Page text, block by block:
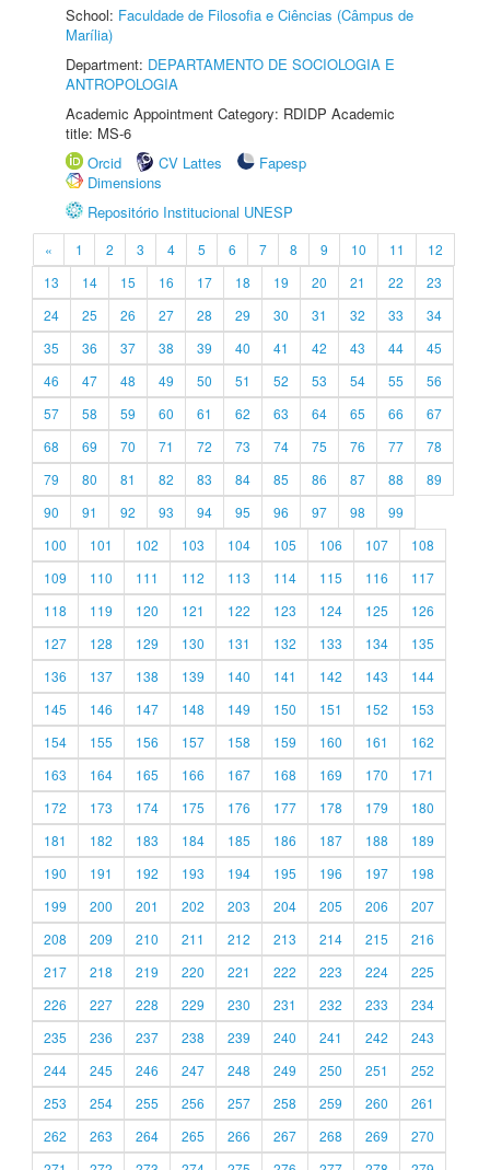
School: Faculdade de Filosofia e Ciências (Câmpus de
Marília)
Department: DEPARTAMENTO DE SOCIOLOGIA E
ANTROPOLOGIA
Academic Appointment Category: RDIDP Academic
title: MS-6
Orcid
CV Lattes
Fapesp
Dimensions
Repositório Institucional UNESP
« 1 2 3 4 5 6 7 8 9 10 11
12
13
14 15 16 17 18 19 20 21 22
23
24
25 26 27 28 29 30 31 32 33
34
35
36 37 38 39 40 41 42 43 44
45
46
47 48 49 50 51 52 53 54 55
56
57
58 59 60 61 62 63 64 65 66
67
68
69 70 71 72 73 74 75 76 77
78
79
80 81 82 83 84 85 86 87 88
89
90
91 92 93 94 95 96 97 98
99
100
101 102 103 104 105 106 107
108
109
110 111 112 113 114 115 116
117
118
119 120 121 122 123 124 125
126
127
128 129 130 131 132 133 134
135
136
137 138 139 140 141 142 143
144
145
146 147 148 149 150 151 152
153
154
155 156 157 158 159 160 161
162
163
164 165 166 167 168 169 170
171
172
173 174 175 176 177 178 179
180
181
182 183 184 185 186 187 188
189
190
191 192 193 194 195 196 197
198
199
200 201 202 203 204 205 206
207
208
209 210 211 212 213 214 215
216
217
218 219 220 221 222 223 224
225
226
227 228 229 230 231 232 233
234
235
236 237 238 239 240 241 242
243
244
245 246 247 248 249 250 251
252
253
254 255 256 257 258 259 260
261
262
263 264 265 266 267 268 269
270